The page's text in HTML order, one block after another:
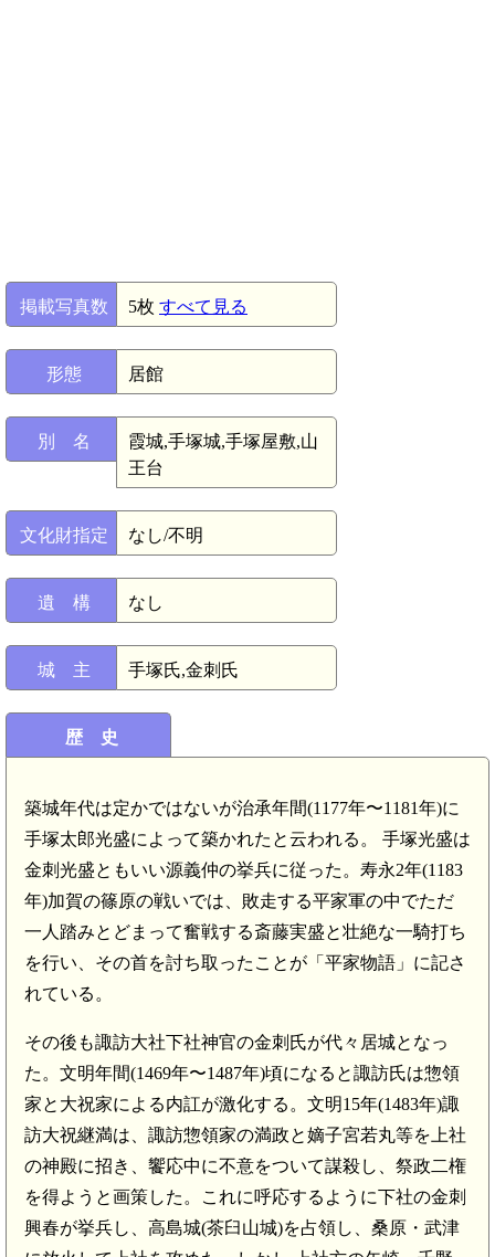
掲載写真数 5枚 すべて見る
形態 居館
別 名
霞城,手塚城,手塚屋敷,山
王台
文化財指定 なし/不明
遺 構 なし
城 主 手塚氏,金刺氏
歴 史
築城年代は定かではないが治承年間(1177年〜1181年)に
手塚太郎光盛によって築かれたと云われる。 手塚光盛は
金刺光盛ともいい源義仲の挙兵に従った。寿永2年(1183
年)加賀の篠原の戦いでは、敗走する平家軍の中でただ
一人踏みとどまって奮戦する斎藤実盛と壮絶な一騎打ち
を行い、その首を討ち取ったことが「平家物語」に記さ
れている。
その後も諏訪大社下社神官の金刺氏が代々居城となっ
た。文明年間(1469年〜1487年)頃になると諏訪氏は惣領
家と大祝家による内訌が激化する。文明15年(1483年)諏
訪大祝継満は、諏訪惣領家の満政と嫡子宮若丸等を上社
の神殿に招き、饗応中に不意をついて謀殺し、祭政二権
を得ようと画策した。これに呼応するように下社の金刺
興春が挙兵し、高島城(茶臼山城)を占領し、桑原・武津